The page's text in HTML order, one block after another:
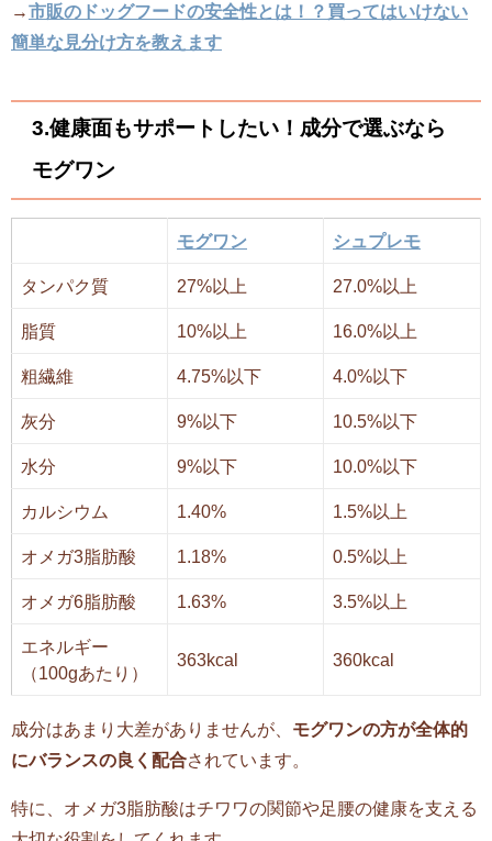
→市販のドッグフードの安全性とは！？買ってはいけない
簡単な見分け方を教えます
3.健康面もサポートしたい！成分で選ぶなら
モグワン
モグワン シュプレモ
タンパク質 27%以上 27.0%以上
脂質 10%以上 16.0%以上
粗繊維 4.75%以下 4.0%以下
灰分 9%以下 10.5%以下
水分 9%以下 10.0%以下
カルシウム 1.40% 1.5%以上
オメガ3脂肪酸 1.18% 0.5%以上
オメガ6脂肪酸 1.63% 3.5%以上
エネルギー
（100gあたり）
363kcal 360kcal
成分はあまり大差がありませんが、 モグワンの方が全体的
にバランスの良く配合されています。
特に、オメガ3脂肪酸はチワワの関節や足腰の健康を支える